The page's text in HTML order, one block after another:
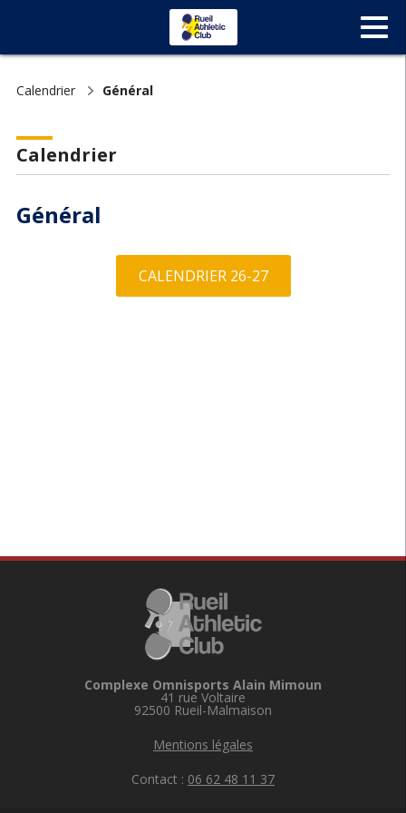
Calendrier Général
Calendrier
Général
CALENDRIER 26-27
Complexe Omnisports Alain Mimoun
41 rue Voltaire
92500 Rueil-Malmaison
Mentions légales
Contact : 06 62 48 11 37